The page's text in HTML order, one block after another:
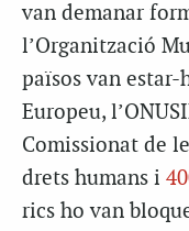
van demanar
l’Organització
països van estar-
Europeu,
Comissionat de
drets humans i
rics ho van